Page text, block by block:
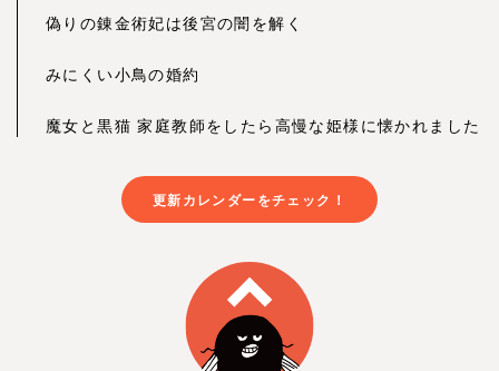
偽りの錬金術妃は後宮の闇を解く
みにくい小鳥の婚約
魔女と黒猫 家庭教師をしたら高慢な姫様に懐かれました
更新カレンダーをチェック！